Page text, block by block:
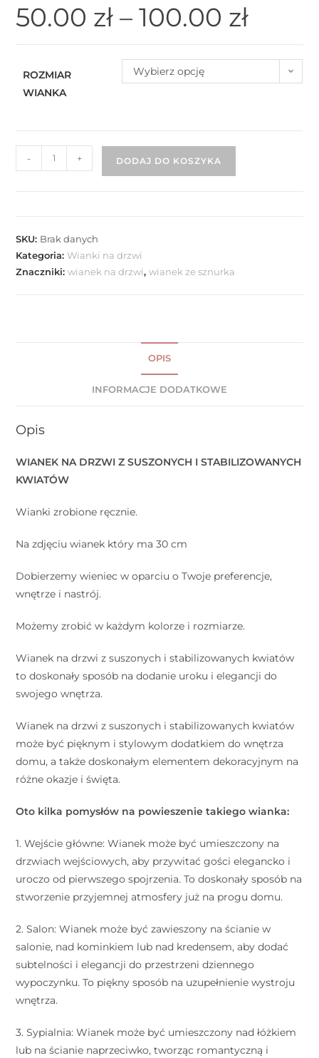
50.00 zł – 100.00 zł
ROZMIAR
WIANKA
Wybierz opcję
- + DODAJ DO KOSZYKA
SKU: Brak danych
Kategoria:Wianki na drzwi
Znaczniki:wianek na drzwi,wianek ze sznurka
OPIS
INFORMACJE DODATKOWE
Opis
WIANEK NA DRZWI Z SUSZONYCH I STABILIZOWANYCH
KWIATÓW
Wianki zrobione ręcznie.
Na zdjęciu wianek który ma 30 cm
Dobierzemy wieniec w oparciu o Twoje preferencje,
wnętrze i nastrój.
Możemy zrobić w każdym kolorze i rozmiarze.⠀
Wianek na drzwi z suszonych i stabilizowanych kwiatów
to doskonały sposób na dodanie uroku i elegancji do
swojego wnętrza.
Wianek na drzwi z suszonych i stabilizowanych kwiatów
może być pięknym i stylowym dodatkiem do wnętrza
domu, a także doskonałym elementem dekoracyjnym na
różne okazje i święta.
Oto kilka pomysłów na powieszenie takiego wianka:
1. Wejście główne: Wianek może być umieszczony na
drzwiach wejściowych, aby przywitać gości elegancko i
uroczo od pierwszego spojrzenia. To doskonały sposób na
stworzenie przyjemnej atmosfery już na progu domu.
2. Salon: Wianek może być zawieszony na ścianie w
salonie, nad kominkiem lub nad kredensem, aby dodać
subtelności i elegancji do przestrzeni dziennego
wypoczynku. To piękny sposób na uzupełnienie wystroju
wnętrza.
3. Sypialnia: Wianek może być umieszczony nad łóżkiem
lub na ścianie naprzeciwko, tworząc romantyczną i